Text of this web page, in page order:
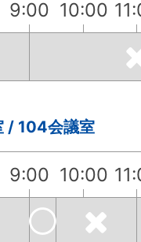
9:00 10:00
/ 104会議室
9:00 10:00